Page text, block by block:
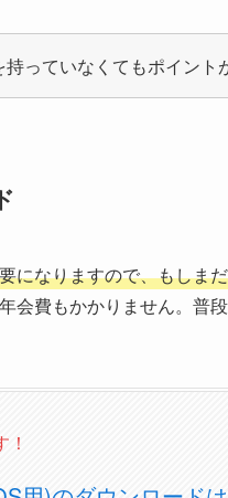
っていなくてもポイント
になりますので、もしま
会費もかかりません。普